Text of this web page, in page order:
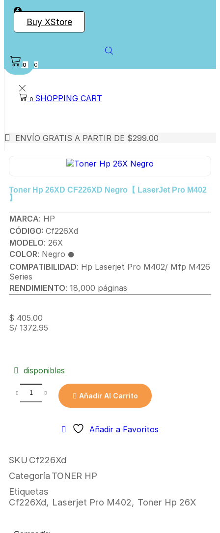
Buy XStore
0 0
0 SHOPPING CART
ENVÍO GRATIS A PARTIR DE $299.00
Toner Hp 26XD CF226XD Negro【 LaserJet Pro M402
】
MARCA: HP
CÓDIGO: Cf226Xd
MODELO: 26X
COLOR: Negro ⚫
COMPATIBILIDAD: Hp Laserjet Pro M402/ Mfp M426
Series
RENDIMIENTO: 18,000 páginas
$ 405.00
S/ 1372.95
disponibles
Añadir Al Carrito
Añadir a Favoritos
SKU Cf226Xd
Categoría TONER HP
Etiquetas
Cf226Xd, Laserjet Pro M402, Toner Hp 26X